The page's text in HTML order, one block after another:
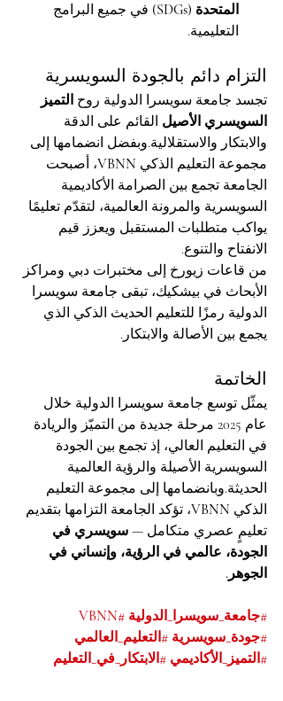
المتحدة (SDGs)
في جميع البرامج
التعليمية.
التزام دائم بالجودة السويسرية
تجسد جامعة سويسرا الدولية روح التميز
السويسري الأصيل القائم على الدقة
والابتكار والاستقلالية.وبفضل انضمامها إلى
مجموعة التعليم الذكي VBNN، أصبحت
الجامعة تجمع بين الصرامة الأكاديمية
السويسرية والمرونة العالمية، لتقدّم تعليمًا
يواكب متطلبات المستقبل ويعزز قيم
الانفتاح والتنوع.
من قاعات زيورخ إلى مختبرات دبي ومراكز
الأبحاث في بيشكيك، تبقى جامعة سويسرا
الدولية رمزًا للتعليم الحديث الذكي الذي
يجمع بين الأصالة والابتكار.
الخاتمة
يمثّل توسع جامعة سويسرا الدولية خلال
عام 2025 مرحلة جديدة من التميّز والريادة
في التعليم العالي، إذ تجمع بين الجودة
السويسرية الأصيلة والرؤية العالمية
الحديثة.وبانضمامها إلى مجموعة التعليم
الذكي VBNN، تؤكد الجامعة التزامها بتقديم
تعليمٍ عصري متكامل — سويسري في
الجودة، عالمي في الرؤية، وإنساني في
الجوهر.
#جامعة_سويسرا_الدولية #VBNN
#جودة_سويسرية #التعليم_العالمي
#التميز_الأكاديمي #الابتكار_في_التعليم